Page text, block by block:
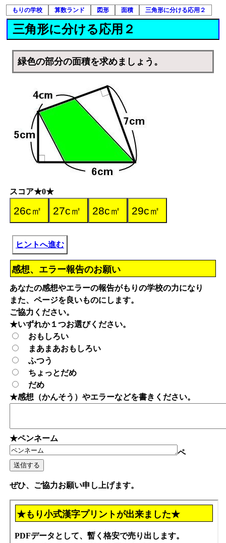
もりの学校 算数ランド 図形 面積 三角形に分ける応用２
三角形に分ける応用２
緑色の部分の面積を求めましょう。
スコア★0★
ヒントへ進む
感想、エラー報告のお願い
あなたの感想やエラーの報告がもりの学校の力になり
また、ページを良いものにします。
ご協力ください。
★いずれか１つお選びください。
おもしろい
まあまあおもしろい
ふつう
ちょっとだめ
だめ
★感想（かんそう）やエラーなどを書きください。
★ペンネーム
ペ
ぜひ、ご協力お願い申し上げます。